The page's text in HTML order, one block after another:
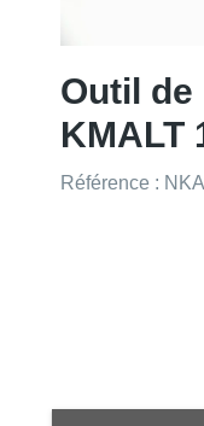
Outil
KMALT
Référence :